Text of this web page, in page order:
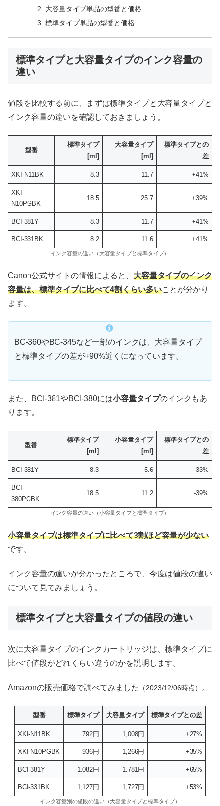
大容量タイプ単品の型番と価格
標準タイプ単品の型番と価格
標準タイプと大容量タイプのインク容量の
違い
値段を比較する前に、まずは標準タイプと大容量タイプと
インク容量の違いを確認しておきましょう。
型番
標準タイプ
[ml]
大容量タイプ
[ml]
標準タイプとの
差
XKI-N11BK 8.3 11.7 +41%
XKI-
N10PGBK
18.5 25.7 +39%
BCI-381Y 8.3 11.7 +41%
BCI-331BK 8.2 11.6 +41%
インク容量の違い（大容量タイプと標準タイプ）
Canon公式サイトの情報によると、 大容量タイプのインク
容量は、標準タイプに比べて4割くらい多いことが分かり
ます。
BC-360やBC-345など一部のインクは、大容量タイプ
と標準タイプの差が+90%近くになっています。
また、BCI-381やBCI-380には小容量タイプのインクもあ
ります。
型番
標準タイプ
[ml]
小容量タイプ
[ml]
標準タイプとの
差
BCI-381Y 8.3 5.6 -33%
BCI-
380PGBK
18.5 11.2 -39%
インク容量の違い（小容量タイプと標準タイプ）
小容量タイプは標準タイプに比べて3割ほど容量が少ない
です。
インク容量の違いが分かったところで、今度は値段の違い
について見てみましょう。
標準タイプと大容量タイプの値段の違い
次に大容量タイプのインクカートリッジは、標準タイプに
比べて値段がどれくらい違うのかを説明します。
Amazonの販売価格で調べてみました （2023/12/06時点） 。
型番 標準タイプ 大容量タイプ 標準タイプとの差
XKI-N11BK 792円 1,008円 +27%
XKI-N10PGBK 936円 1,266円 +35%
BCI-381Y 1,082円 1,781円 +65%
BCI-331BK 1,127円 1,727円 +53%
インク容量別の値段の違い（大容量タイプと標準タイプ）